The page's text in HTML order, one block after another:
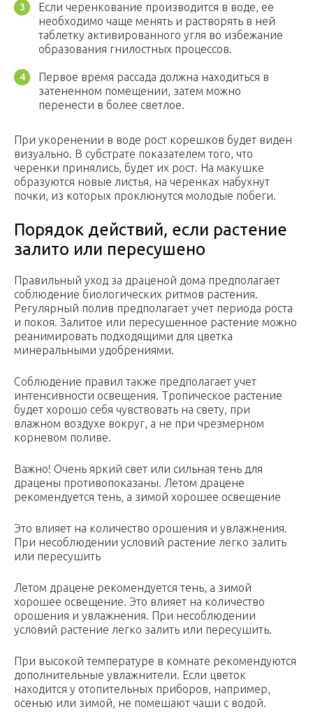
Если черенкование производится в воде, ее
необходимо чаще менять и растворять в ней
таблетку активированного угля во избежание
образования гнилостных процессов.
Первое время рассада должна находиться в
затененном помещении, затем можно
перенести в более светлое.
При укоренении в воде рост корешков будет виден
визуально. В субстрате показателем того, что
черенки принялись, будет их рост. На макушке
образуются новые листья, на черенках набухнут
почки, из которых проклюнутся молодые побеги.
Порядок действий, если растение
залито или пересушено
Правильный уход за драценой дома предполагает
соблюдение биологических ритмов растения.
Регулярный полив предполагает учет периода роста
и покоя. Залитое или пересушенное растение можно
реанимировать подходящими для цветка
минеральными удобрениями.
Соблюдение правил также предполагает учет
интенсивности освещения. Тропическое растение
будет хорошо себя чувствовать на свету, при
влажном воздухе вокруг, а не при чрезмерном
корневом поливе.
Важно! Очень яркий свет или сильная тень для
драцены противопоказаны. Летом драцене
рекомендуется тень, а зимой хорошее освещение
Это влияет на количество орошения и увлажнения.
При несоблюдении условий растение легко залить
или пересушить
Летом драцене рекомендуется тень, а зимой
хорошее освещение. Это влияет на количество
орошения и увлажнения. При несоблюдении
условий растение легко залить или пересушить.
При высокой температуре в комнате рекомендуются
дополнительные увлажнители. Если цветок
находится у отопительных приборов, например,
осенью или зимой, не помешают чаши с водой.